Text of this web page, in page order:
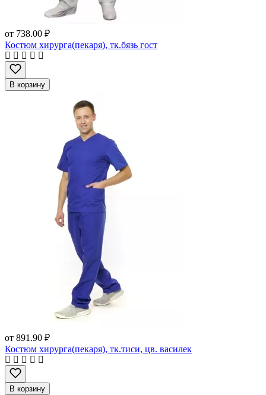
от 738.00 ₽
Костюм хирурга(пекаря), тк.бязь гост
В корзину
от 891.90 ₽
Костюм хирурга(пекаря), тк.тиси, цв. василек
В корзину